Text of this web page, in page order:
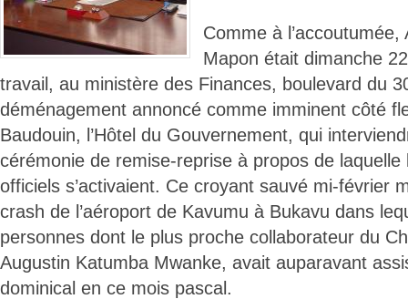
Comme à
Mapon était dimanche
travail, au ministère des Finances, boulevard du
déménagement annoncé comme imminent côté
Baudouin, l’Hôtel du Gouvernement, qui
cérémonie de remise-reprise à propos de
officiels s’activaient. Ce croyant sauvé mi-février
crash de l’aéroport de Kavumu à Bukavu dans
personnes dont le plus proche collaborateur du
Augustin Katumba Mwanke, avait auparavant
dominical en ce mois pascal.